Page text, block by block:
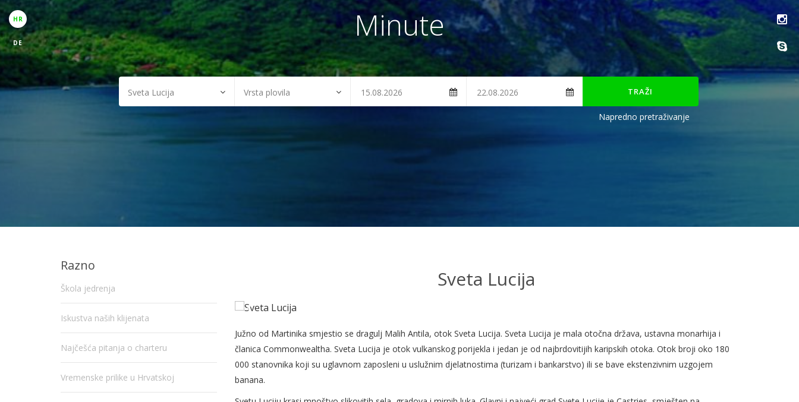
Minute
TRAŽI
Napredno pretraživanje
HR
DE
Sveta Lucija
Južno od Martinika smjestio se dragulj Malih Antila, otok Sveta Lucija. Sveta Lucija je mala otočna država, ustavna monarhija i
članica Commonwealtha. Sveta Lucija je otok vulkanskog porijekla i jedan je od najbrdovitijih karipskih otoka. Otok broji oko 180
000 stanovnika koji su uglavnom zaposleni u uslužnim djelatnostima (turizam i bankarstvo) ili se bave ekstenzivnim uzgojem
banana.
Razno
Škola jedrenja
Iskustva naših klijenata
Najčešća pitanja o charteru
Vremenske prilike u Hrvatskoj